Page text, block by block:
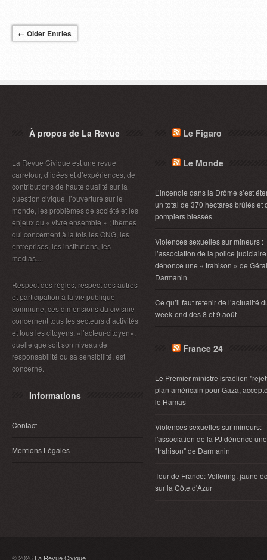
← Older Entries
À propos de La Revue
La Revue Civique est une revue
carrefour, d’idées et d’expériences, de
contributions de haute qualité sur la
question civique, l’ouverture sur le
monde, les problèmes de société et les
enjeux du « vivre ensemble » ; thèmes
qui concernent à la fois les ONG, les
entreprises, les institutions, les
médias....
Respect des règles, respect des autres
et participation à la vie publique
commune, ces dimensions du civisme
concernent tous les secteurs d’activités
et tous les citoyens: «l’acteur-citoyen»,
quelle que soit son niveau de
responsabilité ou sa sensibilité, est
concerné.
Informations
Contact
Mentions Légales
Le Figaro
Le Monde
L’incendie dans la Drôme s’est
un total de 370 hectares brûlés et
pompiers blessés
Violences sexuelles sur mineurs :
l’association de la police judiciaire
dénonce une « trahison » de
Darmanin
Ce qu’il faut retenir de l’actualité
week-end des 8 et 9 août
France 24
Le Premier ministre israélien
plan américain pour Gaza,
le Hamas
Violences sexuelles sur mineurs:
l'association de la PJ dénonce une
"trahison" de Darmanin
Tour de France: Vollering, jaune
sur la Côte d'Azur
© 2026 La Revue Civique